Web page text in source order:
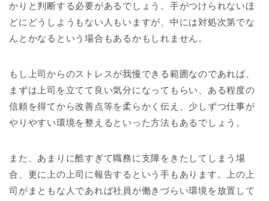
かりと判断する必要があるでしょう。手がつけられないほ
どにどうしようもない人もいますが、中には対処次第でな
んとかなるという場合もあるかもしれません。
もし上司からのストレスが我慢できる範囲なのであれば、
まずは上司を立てて良い気分になってもらい、ある程度の
信頼を得てから改善点等を柔らかく伝え、少しずつ仕事が
やりやすい環境を整えるといった方法もあるでしょう。
また、あまりに酷すぎて職務に支障をきたしてしまう場
合、更に上の上司に報告するという手もあります。上の上
司がまともな人であれば社員が働きづらい環境を放置して